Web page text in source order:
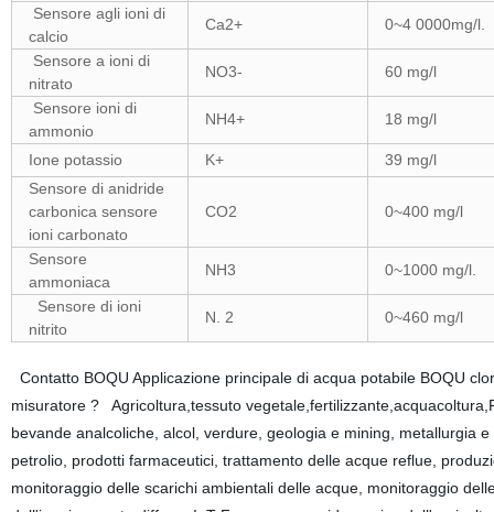
Sensore agli ioni di
calcio
Ca2+ 0~4 0000mg/l.
Sensore a ioni di
nitrato
NO3- 60 mg/l
Sensore ioni di
ammonio
NH4+ 18 mg/l
Ione potassio K+
39 mg/l
Sensore di anidride
carbonica sensore
ioni carbonato
CO2 0~400 mg/l
Sensore
ammoniaca
NH3 0~1000 mg/l.
Sensore di ioni
nitrito
N. 2 0~460 mg/l
Contatto BOQU Applicazione principale di acqua potabile BOQU
misuratore ? Agricoltura,tessuto
bevande analcoliche, alcol, verdure, geologia e mining, metallurgia
petrolio, prodotti farmaceutici, trattamento delle acque reflue,
monitoraggio delle scarichi ambientali delle acque, monitoraggio